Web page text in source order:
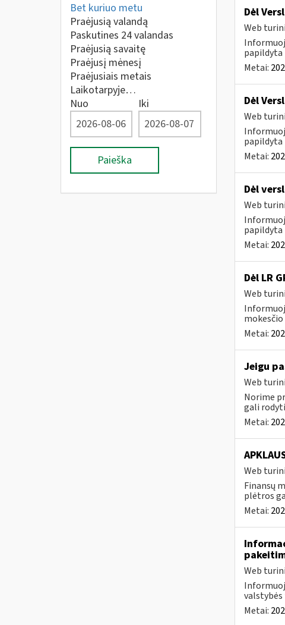
Bet kuriuo metu
Praėjusią valandą
Paskutines 24 valandas
Praėjusią savaitę
Praėjusį mėnesį
Praėjusiais metais
Laikotarpyje…
Nuo
Iki
Paieška
Dėl
Web
papildyta
Metai:
Dėl
Web
papildyta
Metai:
Dėl
Web
papildyta
Metai:
Dėl LR
Web
Metai:
Jeigu
Web
Norime
gali
Metai:
Web
Finansų
plėtros
Metai:
Web
Metai: